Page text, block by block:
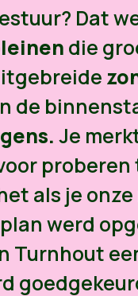
Dat
die
de
Je
als je onze
werd
Turnhout